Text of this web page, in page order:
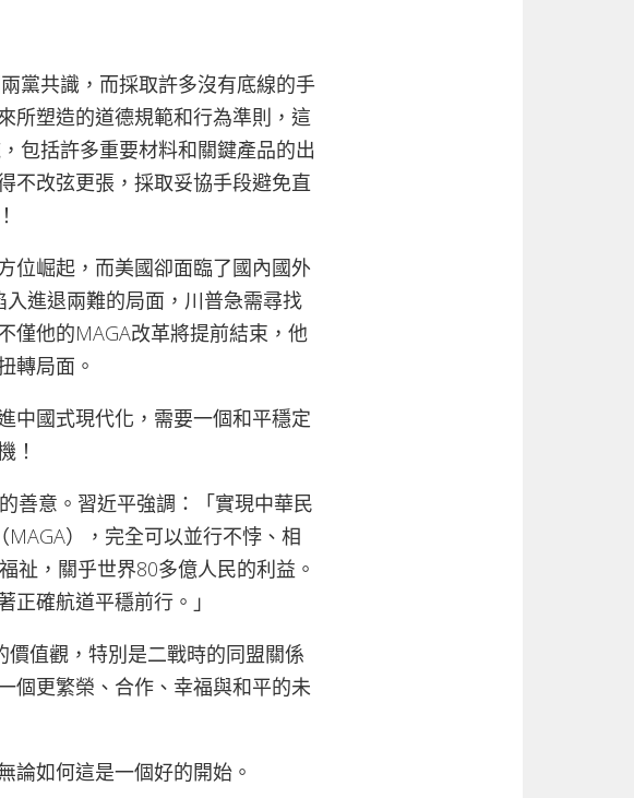
黨共識，而採取許多沒有底線的手
所塑造的道德規範和行為準則，這
包括許多重要材料和關鍵產品的出
不改弦更張，採取妥協手段避免直
位崛起，而美國卻面臨了國內國外
進退兩難的局面，川普急需尋找
僅他的MAGA改革將提前結束，他
轉局面。
中國式現代化，需要一個和平穩定
！
善意。習近平強調：「實現中華民
），完全可以並行不悖、相
祉，關乎世界80多億人民的利益。
確航道平穩前行。」
值觀，特別是二戰時的同盟關係
個更繁榮、合作、幸福與和平的未
論如何這是一個好的開始。